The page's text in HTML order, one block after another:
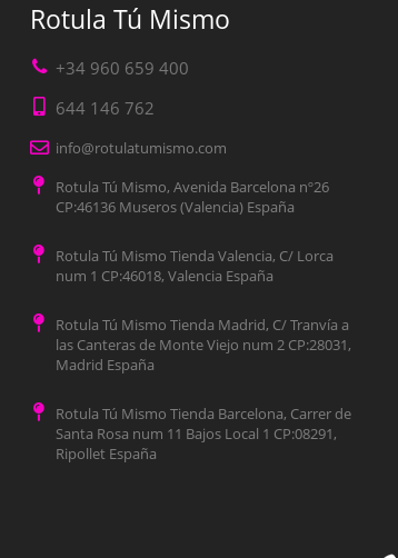
Rotula Tú Mismo
+34 960 659 400
644 146 762
info@rotulatumismo.com
Rotula Tú Mismo, Avenida Barcelona nº26
CP:46136 Museros (Valencia) España
Rotula Tú Mismo Tienda Valencia, C/ Lorca
num 1 CP:46018, Valencia España
Rotula Tú Mismo Tienda Madrid, C/ Tranvía a
las Canteras de Monte Viejo num 2 CP:28031,
Madrid España
Rotula Tú Mismo Tienda Barcelona, Carrer de
Santa Rosa num 11 Bajos Local 1 CP:08291,
Ripollet España